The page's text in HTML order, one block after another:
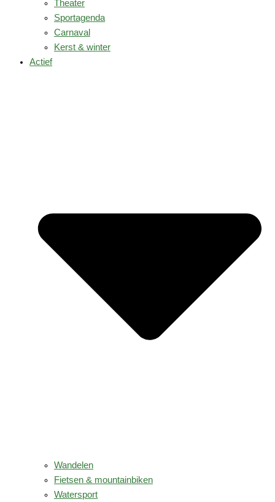
Theater
Sportagenda
Carnaval
Kerst & winter
Actief
Wandelen
Fietsen & mountainbiken
Watersport